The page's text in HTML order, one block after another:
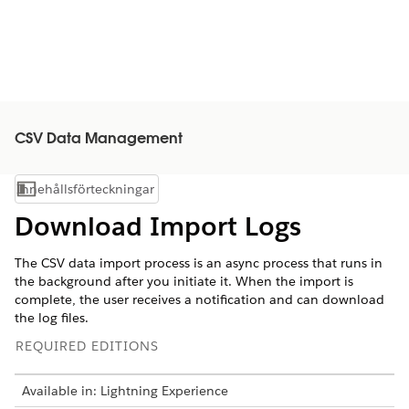
CSV Data Management
Visa innehållsförteckning
Innehållsförteckningar
Download Import Logs
The CSV data import process is an async process that runs in
the background after you initiate it. When the import is
complete, the user receives a notification and can download
the log files.
REQUIRED EDITIONS
Available in: Lightning Experience